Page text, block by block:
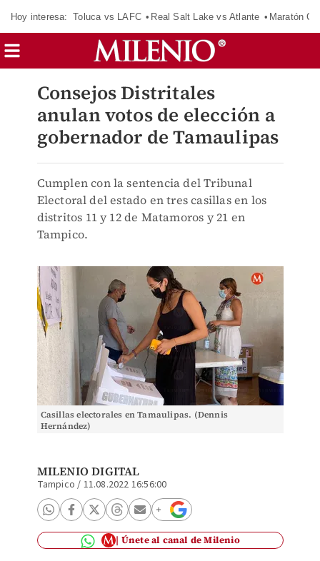
Hoy interesa: Toluca vs LAFC Real Salt Lake vs Atlante Maratón
Consejos Distritales
anulan votos de elección a
gobernador de Tamaulipas
Cumplen con la sentencia del Tribunal
Electoral del estado en tres casillas en los
distritos 11 y 12 de Matamoros y 21 en
Tampico.
Casillas electorales en Tamaulipas. (Dennis
Hernández)
MILENIO DIGITAL
Tampico / 11.08.2022 16:56:00
Únete al canal de Milenio